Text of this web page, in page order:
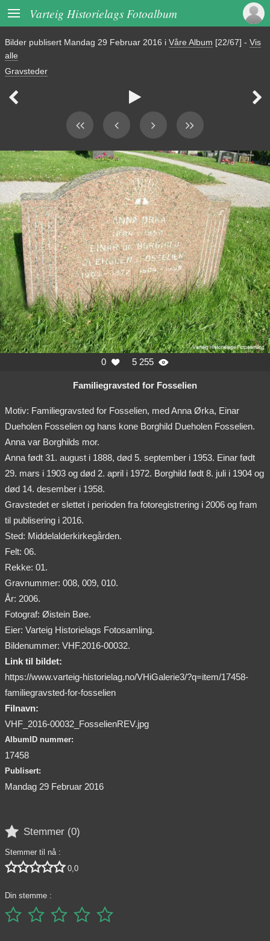
 Varteig Historielags Fotoalbum
Bilder publisert Mandag 29 Februar 2016 i Våre Album [22/67] - Vis
alle
Gravsteder
  
0  5 255 
Familiegravsted for Fosselien
Motiv: Familiegravsted for Fosselien, med Anna Ørka, Einar
Dueholen Fosselien og hans kone Borghild Dueholen Fosselien.
Anna var Borghilds mor.
Anna født 31. august i 1888, død 5. september i 1953. Einar født
29. mars i 1903 og død 2. april i 1972. Borghild født 8. juli i 1904 og
død 14. desember i 1958.
Gravstedet er slettet i perioden fra fotoregistrering i 2006 og fram
til publisering i 2016.
Sted: Middelalderkirkegården.
Felt: 06.
Rekke: 01.
Gravnummer: 008, 009, 010.
År: 2006.
Fotograf: Øistein Bøe.
Eier: Varteig Historielags Fotosamling.
Bildenummer: VHF.2016-00032.
Link til bildet:
https://www.varteig-historielag.no/VHiGalerie3/?q=item/17458-
familiegravsted-for-fosselien
Filnavn:
VHF_2016-00032_FosselienREV.jpg
AlbumID nummer:
17458
Publisert:
Mandag 29 Februar 2016
 Stemmer (0)
Stemmer til nå :
 0,0
Din stemme :
    